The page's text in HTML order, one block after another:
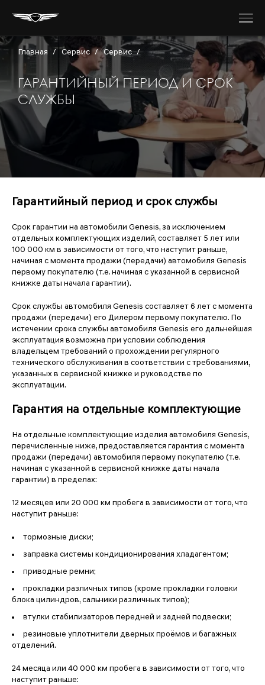
Главная / Сервис / Сервис /
ГАРАНТИЙНЫЙ ПЕРИОД И СРОК
СЛУЖБЫ
Гарантийный период и срок службы
Срок гарантии на автомобили Genesis, за исключением
отдельных комплектующих изделий, составляет 5 лет или
100 000 км в зависимости от того, что наступит раньше,
начиная с момента продажи (передачи) автомобиля Genesis
первому покупателю (т.е. начиная с указанной в сервисной
книжке даты начала гарантии).
Срок службы автомобиля Genesis составляет 6 лет с момента
продажи (передачи) его Дилером первому покупателю. По
истечении срока службы автомобиля Genesis его дальнейшая
эксплуатация возможна при условии соблюдения
владельцем требований о прохождении регулярного
технического обслуживания в соответствии с требованиями,
указанных в сервисной книжке и руководстве по
эксплуатации.
Гарантия на отдельные комплектующие
На отдельные комплектующие изделия автомобиля Genesis,
перечисленные ниже, предоставляется гарантия с момента
продажи (передачи) автомобиля первому покупателю (т.е.
начиная с указанной в сервисной книжке даты начала
гарантии) в пределах:
12 месяцев или 20 000 км пробега в зависимости от того, что
наступит раньше:
тормозные диски;
заправка системы кондиционирования хладагентом;
приводные ремни;
прокладки различных типов (кроме прокладки головки
блока цилиндров, сальники различных типов);
втулки стабилизаторов передней и задней подвески;
резиновые уплотнители дверных проёмов и багажных
отделений.
24 месяца или 40 000 км пробега в зависимости от того, что
наступит раньше: